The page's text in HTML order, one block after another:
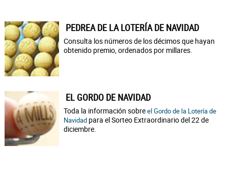
PEDREA DE LA LOTERÍA DE NAVIDAD
Consulta los números de los décimos que hayan
obtenido premio, ordenados por millares.
EL GORDO DE NAVIDAD
Toda la información sobreel Gordo de la Lotería de
Navidad para el Sorteo Extraordinario del 22 de
diciembre.